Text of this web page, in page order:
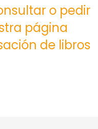
o pedir
página
de libros